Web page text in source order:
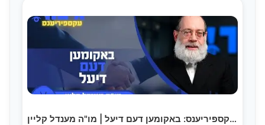
גיבור עקספיריענס: באקומען דעם דיעל | מו"ה מענדל קליין